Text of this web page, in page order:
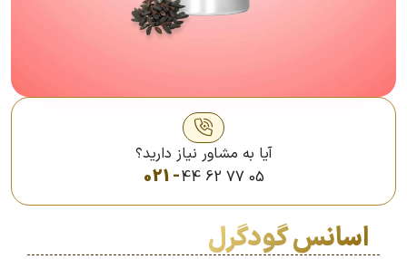
آیا به مشاور نیاز دارید؟
021 -44 62 77 05
اسانس گودگرل